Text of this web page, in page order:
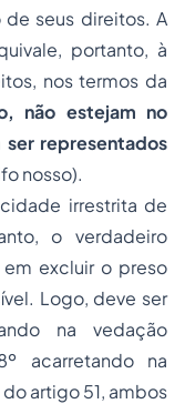
de seus direitos. A
portanto, à
nos termos da
não estejam no
representados
nosso).
irrestrita de
o verdadeiro
excluir o preso
Logo, deve ser
na vedação
acarretando na
artigo 51, ambos